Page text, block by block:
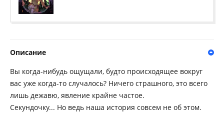
Описание
Вы когда-нибудь ощущали, будто происходящее вокруг
вас уже когда-то случалось? Ничего страшного, это всего
лишь дежавю, явление крайне частое.
Секундочку... Но ведь наша история совсем не об этом.